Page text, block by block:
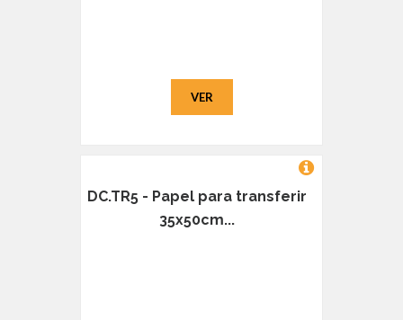
VER
DC.TR5 - Papel para transferir
35x50cm...